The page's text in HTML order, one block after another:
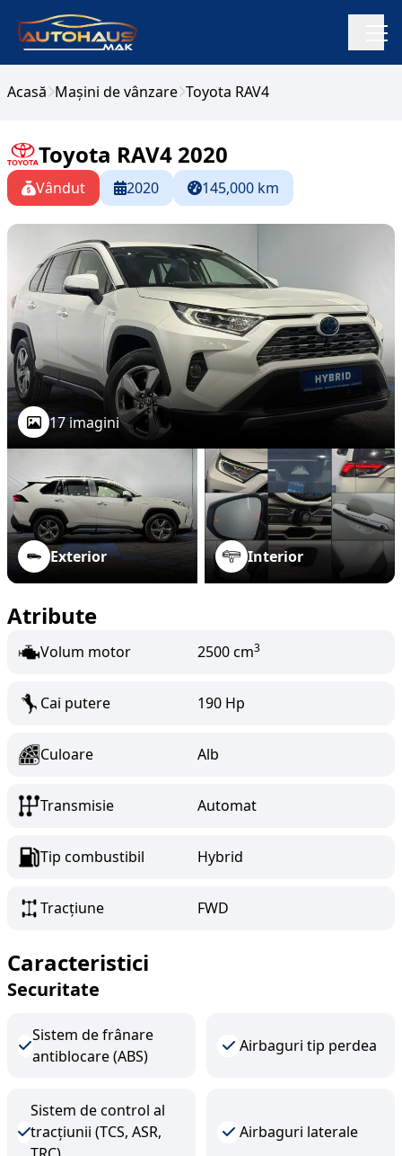
Acasă Mașini de vânzare Toyota RAV4
Toyota RAV4 2020
Vândut 2020 145,000 km
17 imagini
Exterior Interior
Atribute
Volum motor 2500 cm3
Cai putere 190 Hp
Culoare Alb
Transmisie Automat
Tip combustibil Hybrid
Tracțiune FWD
Caracteristici
Securitate
Sistem de frânare
antiblocare (ABS)
Airbaguri tip perdea
Sistem de control al
tracțiunii (TCS, ASR,
Airbaguri laterale